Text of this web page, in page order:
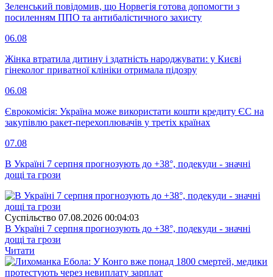
Зеленський повідомив, що Норвегія готова допомогти з
посиленням ППО та антибалістичного захисту
06.08
Жінка втратила дитину і здатність народжувати: у Києві
гінеколог приватної клініки отримала підозру
06.08
Єврокомісія: Україна може використати кошти кредиту ЄС на
закупівлю ракет-перехоплювачів у третіх країнах
07.08
В Україні 7 серпня прогнозують до +38°, подекуди - значні
дощі та грози
Суспiльство 07.08.2026 00:04:03
В Україні 7 серпня прогнозують до +38°, подекуди - значні
дощі та грози
Читати